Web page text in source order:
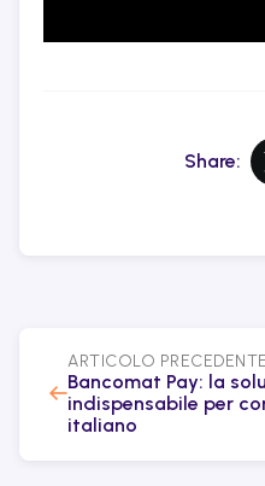
Share:
←
ARTICOLO PRECEDENTE
Bancomat Pay: la
indispensabile per
italiano